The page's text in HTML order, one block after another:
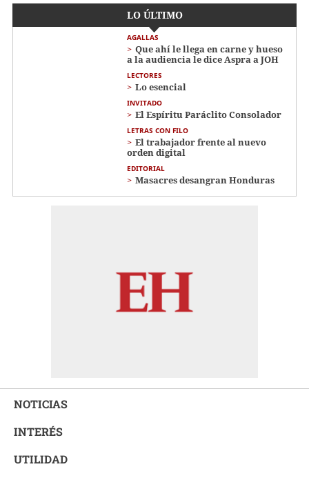
LO ÚLTIMO
AGALLAS
Que ahí le llega en carne y hueso
a la audiencia le dice Aspra a JOH
LECTORES
Lo esencial
INVITADO
El Espíritu Paráclito Consolador
LETRAS CON FILO
El trabajador frente al nuevo
orden digital
EDITORIAL
Masacres desangran Honduras
NOTICIAS
INTERÉS
UTILIDAD